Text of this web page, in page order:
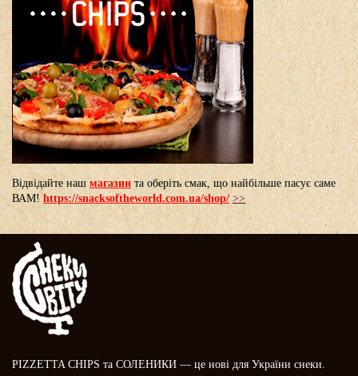
Відвідайте наш магазин та оберіть смак, що найбільше пасує саме
ВАМ! https://snacksoftheworld.com.ua/shop/ >>
PIZZETTA CHIPS та СОЛЕНИКИ — це нові для України снеки.